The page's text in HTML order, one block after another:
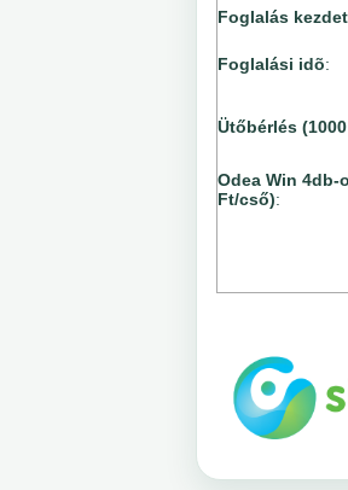
Foglalás
Foglalási idõ:
Ütőbérlés
Odea Win 4db-
Ft/cső):